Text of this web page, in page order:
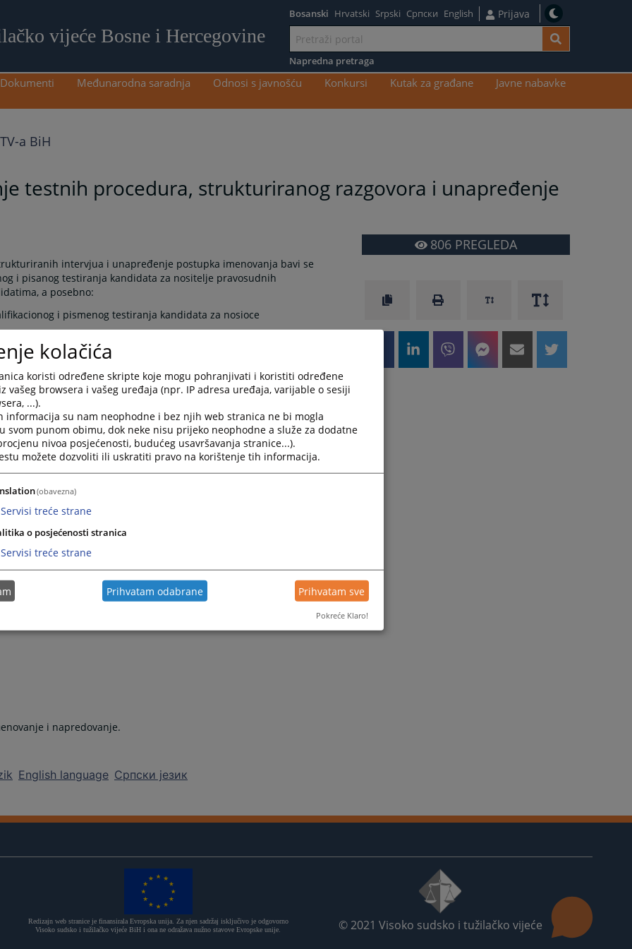
vijeće Bosne i Hercegovine
sadržaj
Bosanski Hrvatski Srpski Српски English Prijava
Napredna pretraga
Dokumenti Međunarodna saradnja Odnosi s javnošću Konkursi Kutak za građane
Javne nabavke
a BiH
testnih procedura, strukturiranog razgovora i unapređenje
intervjua i unapređenje postupka imenovanja bavi se
i pisanog testiranja kandidata za nositelje pravosudnih
a posebno:
i pismenog testiranja kandidata za nosioce
na sam postupak kvalifikacionog i pismenog testiranja;
razgovora;
te vršenje provjere usklađenosti elektronski generiranog testa
kvalifikacionog i pismenog testiranja;
zadataka, te odlučivanje o pravu pristupa bazi ispitnih
i pismenog testiranja u elektronskoj formi i odlučuje o
formi;
izradu pisanih radnji u skladu sa posebnim propisima;
o kvalifikacionom i pismenom testiranju;
kandidata kvalifikacionom i pismenom testiranju;
za unaprjeđenje postupka imenovanja nosilaca pravosudne
obavljene statističke analize;
kvalifikacionog i pismenog testiranja i baze ispitnih zadataka.
strukturiranog razgovora i unapređenje postupka imenovanja
i napredovanje.
English language Српски језик
806PREGLEDA
Redizajn web stranice je finansirala Evropska unija. Za njen sadržaj isključivo je odgovorno
Visoko sudsko i tužilačko vijeće BiH i ona ne odražava nužno stavove Evropske unije.
© 2021 Visoko sudsko i tužilačko vijeće
kolačića
koristi određene skripte koje mogu pohranjivati i koristiti određene
vašeg browsera i vašeg uređaja (npr. IP adresa uređaja, varijable o sesiji
...).
informacija su nam neophodne i bez njih web stranica ne bi mogla
svom punom obimu, dok neke nisu prijeko neophodne a služe za dodatne
nivoa posjećenosti, budućeg usavršavanja stranice...).
možete dozvoliti ili uskratiti pravo na korištenje tih informacija.
(obavezna)
Servisi treće strane
o posjećenosti stranica
Servisi treće strane
Prihvatam odabrane Prihvatam sve
Pokreće Klaro!